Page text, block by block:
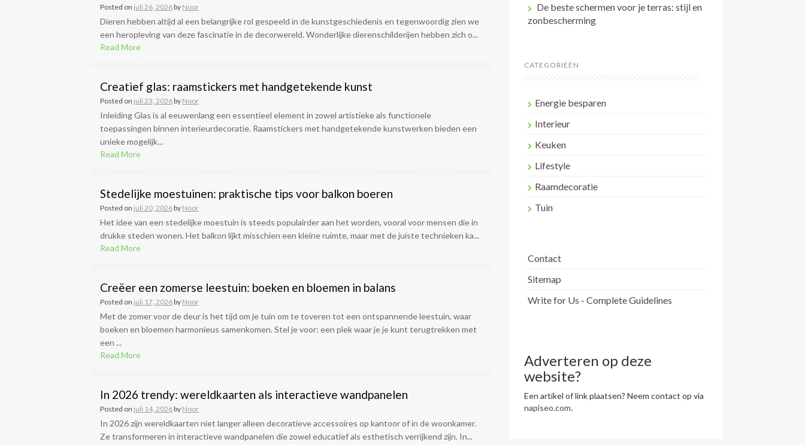
Posted on juli 26, 2026by Noor
Dieren hebben altijd al een belangrijke rol gespeeld in de kunstgeschiedenis en tegenwoordig zien we
een heropleving van deze fascinatie in de decorwereld. Wonderlijke dierenschilderijen hebben zich o...
Read More
Creatief glas: raamstickers met handgetekende kunst
Posted on juli 23, 2026by Noor
Inleiding Glas is al eeuwenlang een essentieel element in zowel artistieke als functionele
toepassingen binnen interieurdecoratie. Raamstickers met handgetekende kunstwerken bieden een
unieke mogelijk...
Read More
Stedelijke moestuinen: praktische tips voor balkon boeren
Posted on juli 20, 2026by Noor
Het idee van een stedelijke moestuin is steeds populairder aan het worden, vooral voor mensen die in
drukke steden wonen. Het balkon lijkt misschien een kleine ruimte, maar met de juiste technieken ka...
Read More
Creëer een zomerse leestuin: boeken en bloemen in balans
Posted on juli 17, 2026by Noor
Met de zomer voor de deur is het tijd om je tuin om te toveren tot een ontspannende leestuin, waar
boeken en bloemen harmonieus samenkomen. Stel je voor: een plek waar je je kunt terugtrekken met
een ...
Read More
In 2026 trendy: wereldkaarten als interactieve wandpanelen
Posted on juli 14, 2026by Noor
In 2026 zijn wereldkaarten niet langer alleen decoratieve accessoires op kantoor of in de woonkamer.
Ze transformeren in interactieve wandpanelen die zowel educatief als esthetisch verrijkend zijn. In...
De beste schermen voor je terras: stijl en
zonbescherming
CATEGORIEËN
Energie besparen
Interieur
Keuken
Lifestyle
Raamdecoratie
Tuin
Contact
Sitemap
Write for Us - Complete Guidelines
Adverteren op deze
website?
Een artikel of link plaatsen? Neem contact op via
napiseo.com.